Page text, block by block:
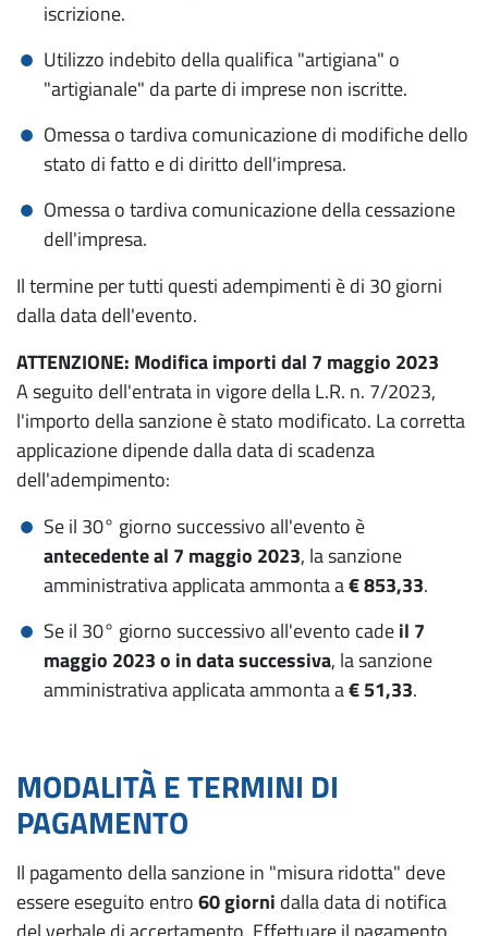
iscrizione.
Utilizzo indebito della qualifica "artigiana" o
"artigianale" da parte di imprese non iscritte.
Omessa o tardiva comunicazione di modifiche dello
stato di fatto e di diritto dell'impresa.
Omessa o tardiva comunicazione della cessazione
dell'impresa.
Il termine per tutti questi adempimenti è di 30 giorni
dalla data dell'evento.
ATTENZIONE: Modifica importi dal 7 maggio 2023
A seguito dell'entrata in vigore della L.R. n. 7/2023,
l'importo della sanzione è stato modificato. La corretta
applicazione dipende dalla data di scadenza
dell'adempimento:
Se il 30° giorno successivo all'evento è
antecedente al 7 maggio 2023, la sanzione
amministrativa applicata ammonta a€ 853,33.
Se il 30° giorno successivo all'evento cadeil 7
maggio 2023 o in data successiva, la sanzione
amministrativa applicata ammonta a€ 51,33.
MODALITÀ E TERMINI DI
PAGAMENTO
Il pagamento della sanzione in "misura ridotta" deve
essere eseguito entro60 giorni dalla data di notifica